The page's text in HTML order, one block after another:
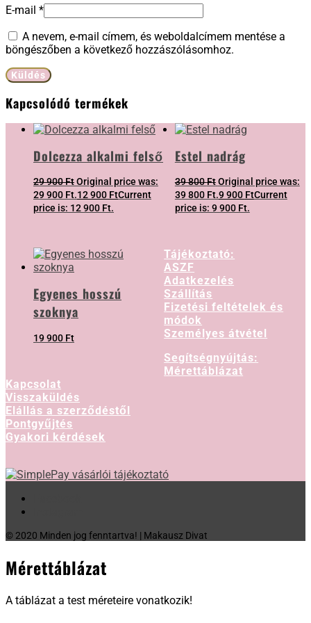
E-mail *
A nevem, e-mail címem, és weboldalcímem mentése a
böngészőben a következő hozzászólásomhoz.
Kapcsolódó termékek
Dolcezza alkalmi felső
29 900FtOriginal price was:
29 900 Ft.12 900 FtCurrent
price is: 12 900 Ft.
Estel nadrág
39 800FtOriginal price was:
39 800 Ft.9 900 FtCurrent
price is: 9 900 Ft.
Egyenes hosszú
szoknya
19 900 Ft
Tájékoztató:
ASZF
Adatkezelés
Szállítás
Fizetési feltételek és
módok
Személyes átvétel
Segítségnyújtás:
Mérettáblázat
Kapcsolat
Visszaküldés
Elállás a szerződéstől
Pontgyűjtés
Gyakori kérdések
© 2020 Minden jog fenntartva! | Makausz Divat
Mérettáblázat
A táblázat a test méreteire vonatkozik!